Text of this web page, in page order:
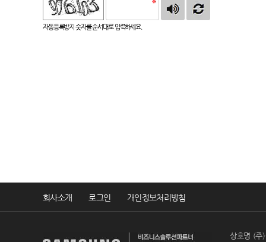
자동등록방지 숫자를 순서대로 입력하세요.
회사소개 로그인 개인정보처리방침
상호명 (